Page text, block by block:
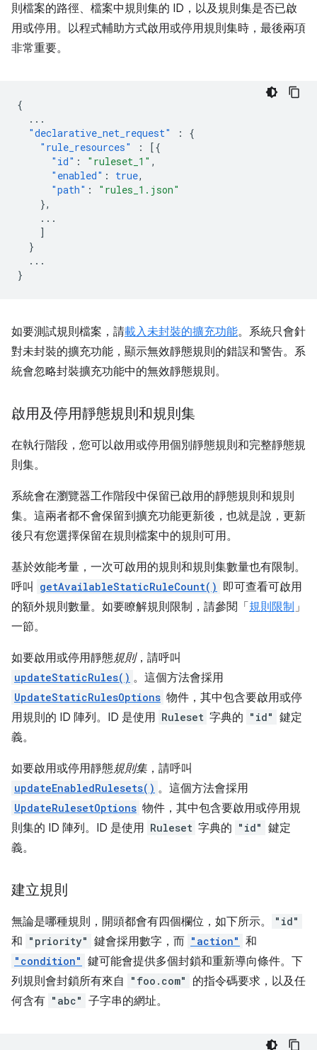
則檔案的路徑、檔案中規則集的 ID，以及規則集是否已啟
用或停用。以程式輔助方式啟用或停用規則集時，最後兩項
非常重要。
{
...
"declarative_net_request"
:
{
"rule_resources"
:
[{
"id" : "ruleset_1" ,
"enabled" : true,
"path" :
"rules_1.json"
},
...
]
}
...
}
如要測試規則檔案，請載入未封裝的擴充功能。系統只會針
對未封裝的擴充功能，顯示無效靜態規則的錯誤和警告。系
統會忽略封裝擴充功能中的無效靜態規則。
啟用及停用靜態規則和規則集
在執行階段，您可以啟用或停用個別靜態規則和完整靜態規
則集。
系統會在瀏覽器工作階段中保留已啟用的靜態規則和規則
集。這兩者都不會保留到擴充功能更新後，也就是說，更新
後只有您選擇保留在規則檔案中的規則可用。
基於效能考量，一次可啟用的規則和規則集數量也有限制。
呼叫
getAvailableStaticRuleCount() 即可查看可啟用
的額外規則數量。如要瞭解規則限制，請參閱「 規則限制 」
一節。
如要啟用或停用靜態規則，請呼叫
updateStaticRules() 。這個方法會採用
UpdateStaticRulesOptions 物件，其中包含要啟用或停
用規則的 ID 陣列。ID 是使用 Ruleset 字典的 "id" 鍵定
義。
如要啟用或停用靜態規則集 ，請呼叫
updateEnabledRulesets() 。這個方法會採用
UpdateRulesetOptions 物件，其中包含要啟用或停用規
則集的 ID 陣列。ID 是使用 Ruleset 字典的 "id" 鍵定
義。
建立規則
無論是哪種規則，開頭都會有四個欄位，如下所示。 "id"
和 "priority" 鍵會採用數字，而 "action" 和
"condition" 鍵可能會提供多個封鎖和重新導向條件。下
列規則會封鎖所有來自
"foo.com"
的指令碼要求，以及任
何含有 "abc" 子字串的網址。